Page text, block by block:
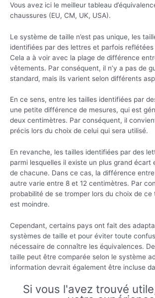
Vous avez ici le meilleur tableau
chaussures (EU, CM, UK, USA).
Le système de taille n’est pas unique, les
identifiées par des lettres et parfois
Cela a à voir avec la plage de différence
vêtements. Par conséquent, il n’y a pas de
standard, mais ils varient selon différents
En ce sens, entre les tailles identifiées par
une petite différence de mesures, qui est
deux centimètres. Par conséquent, il
précis lors du choix de celui qui sera utilisé.
En revanche, les tailles identifiées par des
parmi lesquelles il existe un plus grand écart
de chacune. Dans ce cas, la différence
autre varie entre 8 et 12 centimètres. Par
probabilité de se tromper lors du choix de
est moindre.
Cependant, certains pays ont fait des
systèmes de taille et pour éviter toute
nécessaire de connaître les équivalences.
taille peut être comparée selon le système
information devrait également être incluse
Si vous l'avez trouvé